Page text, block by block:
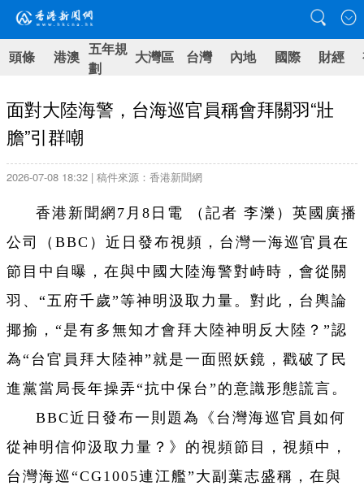
頭條 港澳 五年規
劃
大灣區 台灣 內地 國際 財經
面對大陸海警，台海巡官員稱會拜關羽“壯
膽”引群嘲
2026-07-08 18:32 | 稿件來源：香港新聞網
香港新聞網7月8日電 （記者 李濼）英國廣播
公司（BBC）近日發布視頻，台灣一海巡官員在
節目中自曝，在與中國大陸海警對峙時，會從關
羽、“五府千歲”等神明汲取力量。對此，台輿論
揶揄，“是有多無知才會拜大陸神明反大陸？”認
為“台官員拜大陸神”就是一面照妖鏡，戳破了民
進黨當局長年操弄“抗中保台”的意識形態謊言。
BBC近日發布一則題為《台灣海巡官員如何
從神明信仰汲取力量？》的視頻節目，視頻中，
台灣海巡“CG1005連江艦”大副葉志盛稱，在與